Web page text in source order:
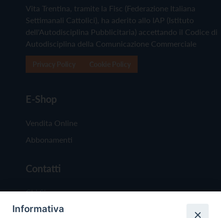
Vita Trentina, tramite la Fisc (Federazione Italiana
Settimanali Cattolici), ha aderito allo IAP (Istituto
dell'Autodisciplina Pubblicitaria) accettando il Codice di
Autodisciplina della Comunicazione Commerciale
E-Shop
Vendita Online
Abbonamenti
Contatti
Chi Siamo
Redazione
Informativa